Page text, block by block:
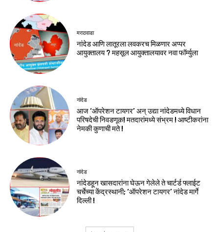
मराठवाडा
नांदेड आणि लातूरला लवकरच मिळणार अप्पर
आयुक्तालय ? महसूल आयुक्तालयावर नवा फॉर्म्युला
नांदेड
आज ‘ऑपरेशन टायगर’ अन् उद्या नांदेडमध्ये विधान
परिषदेची निवडणूक! मतदारांमध्ये संभ्रम ! आष्टीकरांना
नेमकी कुणाची मते !
नांदेड
नांदेडहून खासदारांना घेऊन गेलेले ते चार्टर्ड फ्लाईट
चर्चेच्या केंद्रस्थानी; ‘ऑपरेशन टायगर’ नांदेड मार्गे
दिल्ली !